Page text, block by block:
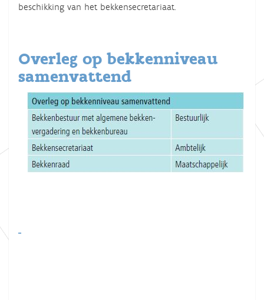
beschikking van het bekkensecretariaat.
Overleg op bekkenniveau
samenvattend